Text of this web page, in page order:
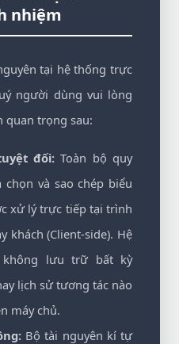
nhiệm
tại hệ thống trực
người dùng vui lòng
quan trọng sau:
đối: Toàn bộ quy
và sao chép biểu
xử lý trực tiếp tại trình
khách (Client-side). Hệ
không lưu trữ bất kỳ
lịch sử tương tác nào
máy chủ.
Bộ tài nguyên kí tự